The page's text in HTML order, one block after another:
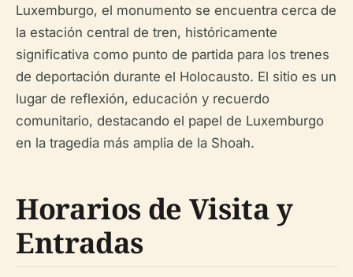
Luxemburgo, el monumento se encuentra cerca de
la estación central de tren, históricamente
significativa como punto de partida para los trenes
de deportación durante el Holocausto. El sitio es un
lugar de reflexión, educación y recuerdo
comunitario, destacando el papel de Luxemburgo
en la tragedia más amplia de la Shoah.
Horarios de Visita y
Entradas